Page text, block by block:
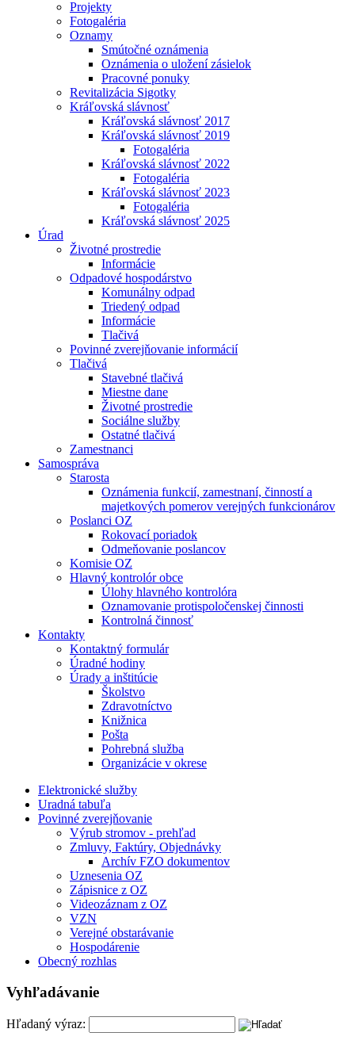
Projekty
Fotogaléria
Oznamy
Smútočné oznámenia
Oznámenia o uložení zásielok
Pracovné ponuky
Revitalizácia Sigotky
Kráľovská slávnosť
Kráľovská slávnosť 2017
Kráľovská slávnosť 2019
Fotogaléria
Kráľovská slávnosť 2022
Fotogaléria
Kráľovská slávnosť 2023
Fotogaléria
Kráľovská slávnosť 2025
Úrad
Životné prostredie
Informácie
Odpadové hospodárstvo
Komunálny odpad
Triedený odpad
Informácie
Tlačivá
Povinné zverejňovanie informácií
Tlačivá
Stavebné tlačivá
Miestne dane
Životné prostredie
Sociálne služby
Ostatné tlačivá
Zamestnanci
Samospráva
Starosta
Oznámenia funkcií, zamestnaní, činností a
majetkových pomerov verejných funkcionárov
Poslanci OZ
Rokovací poriadok
Odmeňovanie poslancov
Komisie OZ
Hlavný kontrolór obce
Úlohy hlavného kontrolóra
Oznamovanie protispoločenskej činnosti
Kontrolná činnosť
Kontakty
Kontaktný formulár
Úradné hodiny
Úrady a inštitúcie
Školstvo
Zdravotníctvo
Knižnica
Pošta
Pohrebná služba
Organizácie v okrese
Elektronické služby
Uradná tabuľa
Povinné zverejňovanie
Výrub stromov - prehľad
Zmluvy, Faktúry, Objednávky
Archív FZO dokumentov
Uznesenia OZ
Zápisnice z OZ
Videozáznam z OZ
VZN
Verejné obstarávanie
Hospodárenie
Obecný rozhlas
Vyhľadávanie
Hľadaný výraz: